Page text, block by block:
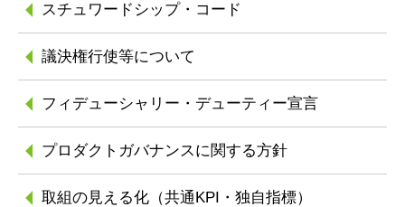
スチュワードシップ・コード
議決権行使等について
フィデューシャリー ・デューティー宣言
プロダクトガバナンスに関する方針
取組の見える化 （共通KPI・独自指標）